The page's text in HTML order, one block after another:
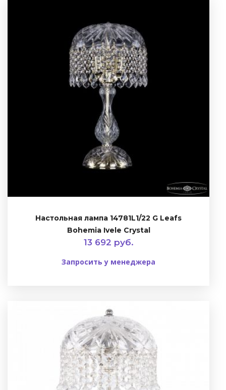
Настольная лампа 14781L1/22 G Leafs
Bohemia Ivele Crystal
13 692 руб.
Запросить у менеджера